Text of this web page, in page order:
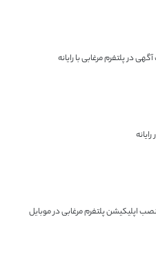
در پلتفرم مرغابی با رایانه
اپلیکیشن پلتفرم مرغابی در موبایل